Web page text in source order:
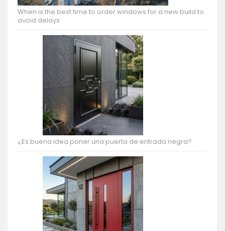
When is the best time to order windows for a new build to
avoid delays
¿Es buena idea poner una puerta de entrada negra?